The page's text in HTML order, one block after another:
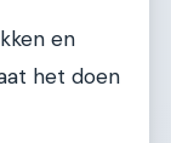
en
het doen